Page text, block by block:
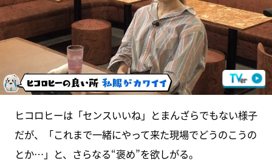
ヒコロヒーは「センスいいね」とまんざらでもない様子
だが、「これまで一緒にやって来た現場でどうのこうの
とか…」と、さらなる“褒め”を欲しがる。